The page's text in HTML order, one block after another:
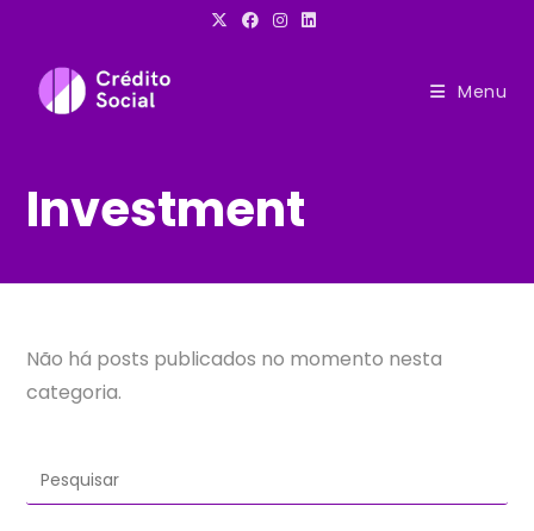
conteúdo
Menu
Investment
Não há posts publicados no momento nesta
categoria.